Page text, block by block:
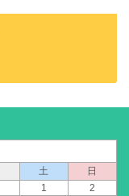
土
日
1
2